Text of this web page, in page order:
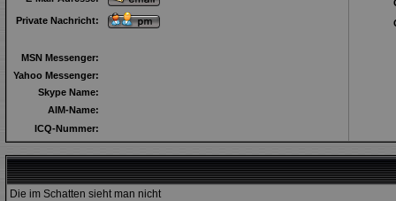
Private Nachricht:
MSN Messenger:
Yahoo Messenger:
Skype Name:
AIM-Name:
ICQ-Nummer:
Die im Schatten sieht man nicht